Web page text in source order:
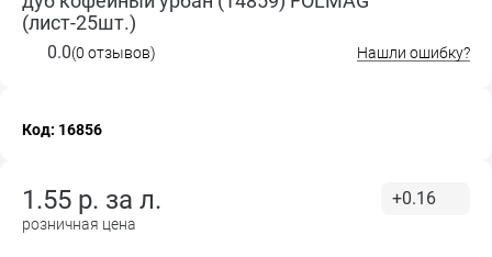
(лист-25шт.)
0.0(0 отзывов) Нашли ошибку?
Код: 16856
1.55 р. за л.
розничная цена
+0.16